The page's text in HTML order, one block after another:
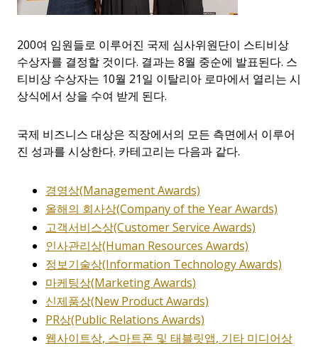
200여 임원들로 이루어진 국제 심사위원단이 스티비상
수상자를 결정할 것이다. 결과는 8월 중순에 발표된다. 스
티비상 수상자는 10월 21일 이탈리아 로마에서 열리는 시
상식에서 상을 수여 받게 된다.
국제 비즈니스 대상은 직장에서의 모든 측면에서 이루어
진 성과를 시상한다. 카테고리는 다음과 같다.
경영상(Management Awards)
올해의 회사상(Company of the Year Awards)
고객서비스상(Customer Service Awards)
인사관리상(Human Resources Awards)
정보기술상(Information Technology Awards)
마케팅상(Marketing Awards)
신제품상(New Product Awards)
PR상(Public Relations Awards)
웹사이트상, 스마트폰 및 태블릿앱, 기타 미디어상